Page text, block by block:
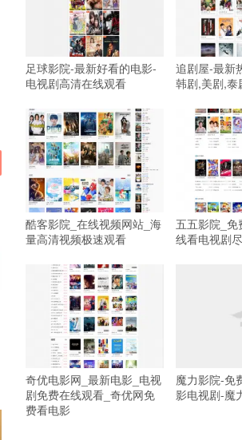
足球影院-最新好看的电影-
电视剧高清在线观看
追剧屋-最新
韩剧,美剧,泰
酷客影院_在线视频网站_海
量高清视频极速观看
五五影院_
线看电视剧
奇优电影网_最新电影_电视
剧免费在线观看_奇优网免
费看电影
魔力影院-免
影电视剧-魔